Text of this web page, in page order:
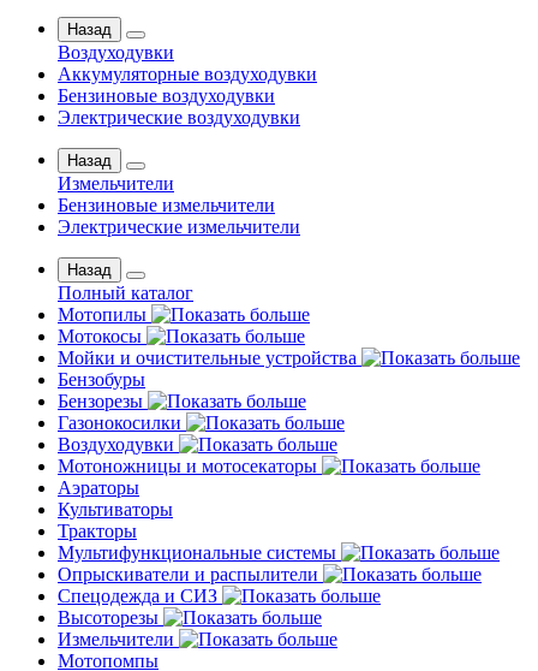
Назад
Воздуходувки
Аккумуляторные воздуходувки
Бензиновые воздуходувки
Электрические воздуходувки
Назад
Измельчители
Бензиновые измельчители
Электрические измельчители
Назад
Полный каталог
Мотопилы
Мотокосы
Мойки и очистительные устройства
Бензобуры
Бензорезы
Газонокосилки
Воздуходувки
Мотоножницы и мотосекаторы
Аэраторы
Культиваторы
Тракторы
Мультифункциональные системы
Опрыскиватели и распылители
Спецодежда и СИЗ
Высоторезы
Измельчители
Мотопомпы